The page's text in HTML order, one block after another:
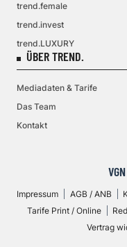
trend.female
trend.invest
trend.LUXURY
ÜBER TREND.
Mediadaten & Tarife
Das Team
Kontakt
Impressum AGB / ANB
Tarife Print / Online
Vertrag